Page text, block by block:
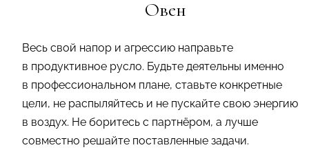
Овен
Весь свой напор и агрессию направьте
в продуктивное русло. Будьте деятельны именно
в профессиональном плане, ставьте конкретные
цели, не распыляйтесь и не пускайте свою энергию
в воздух. Не боритесь с партнёром, а лучше
совместно решайте поставленные задачи.